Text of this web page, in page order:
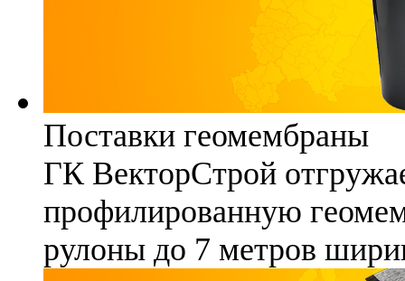
Поставки геомембраны
ГК ВекторСтрой
профилированную
рулоны до 7 метров